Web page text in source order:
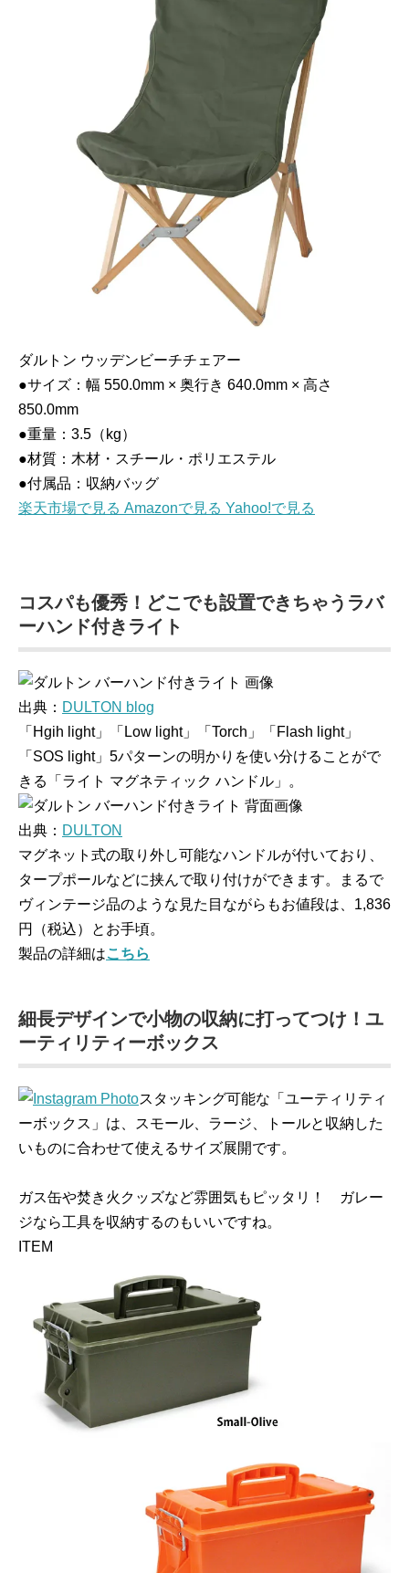
ダルトン ウッデンビーチチェアー
●サイズ：幅 550.0mm × 奥行き 640.0mm × 高さ
850.0mm
●重量：3.5（kg）
●材質：木材・スチール・ポリエステル
●付属品：収納バッグ
楽天市場で見る Amazonで見る Yahoo!で見る
コスパも優秀！どこでも設置できちゃうラバ
ーハンド付きライト
出典： DULTON blog
「Hgih light」「Low light」「Torch」「Flash light」
「SOS light」5パターンの明かりを使い分けることがで
きる「ライト マグネティック ハンドル」。
出典： DULTON
マグネット式の取り外し可能なハンドルが付いており、
タープポールなどに挟んで取り付けができます。まるで
ヴィンテージ品のような見た目ながらもお値段は、1,836
円（税込）とお手頃。
製品の詳細はこちら
細長デザインで小物の収納に打ってつけ！ユ
ーティリティーボックス
スタッキング可能な「ユーティリティ
ーボックス」は、スモール、ラージ、トールと収納した
いものに合わせて使えるサイズ展開です。
ガス缶や焚き火クッズなど雰囲気もピッタリ！ ガレー
ジなら工具を収納するのもいいですね。
ITEM